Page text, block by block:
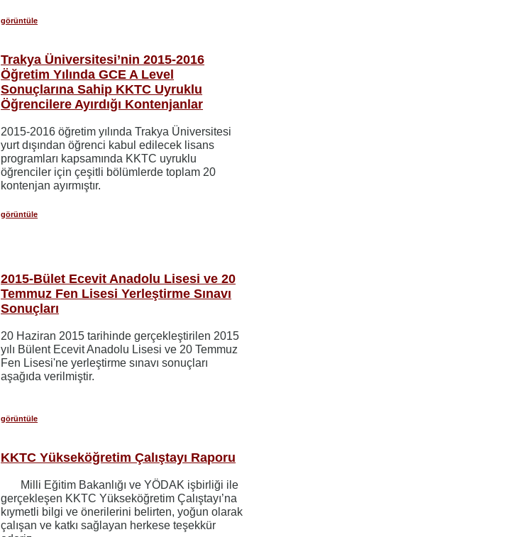
görüntüle
Trakya Üniversitesi’nin 2015-2016
Öğretim Yılında GCE A Level
Sonuçlarına Sahip KKTC Uyruklu
Öğrencilere Ayırdığı Kontenjanlar
2015-2016 öğretim yılında Trakya Üniversitesi
yurt dışından öğrenci kabul edilecek lisans
programları kapsamında KKTC uyruklu
öğrenciler için çeşitli bölümlerde toplam 20
kontenjan ayırmıştır.
görüntüle
2015-Bület Ecevit Anadolu Lisesi ve 20
Temmuz Fen Lisesi Yerleştirme Sınavı
Sonuçları
20 Haziran 2015 tarihinde gerçekleştirilen 2015
yılı Bülent Ecevit Anadolu Lisesi ve 20 Temmuz
Fen Lisesi'ne yerleştirme sınavı sonuçları
aşağıda verilmiştir.
görüntüle
KKTC Yükseköğretim Çalıştayı Raporu
Milli Eğitim Bakanlığı ve YÖDAK işbirliği ile
gerçekleşen KKTC Yükseköğretim Çalıştayı’na
kıymetli bilgi ve önerilerini belirten, yoğun olarak
çalışan ve katkı sağlayan herkese teşekkür